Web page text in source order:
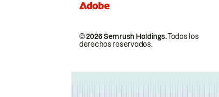
© 2026 Semrush Holdings.Todos los
derechos reservados.